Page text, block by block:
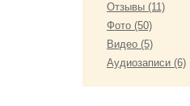
Отзывы (11)
Фото (50)
Видео (5)
Аудиозаписи (6)